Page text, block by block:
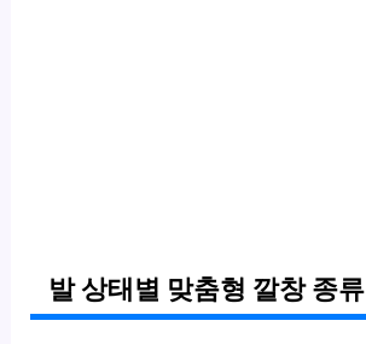
발 상태별 맞춤형 깔창 종류